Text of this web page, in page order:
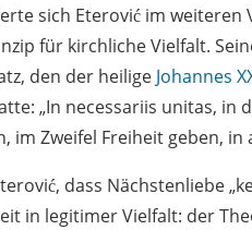
sich Eterović im
für kirchliche Vielfalt.
den der heilige Johannes
„In necessariis unitas,
im Zweifel Freiheit geben,
dass Nächstenliebe
in legitimer Vielfalt: der